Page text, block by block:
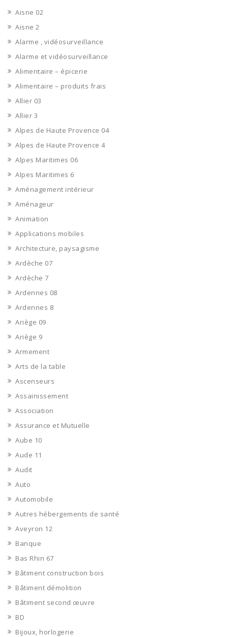
Aisne 02
Aisne 2
Alarme , vidéosurveillance
Alarme et vidéosurveillance
Alimentaire – épicerie
Alimentaire – produits frais
Allier 03
Allier 3
Alpes de Haute Provence 04
Alpes de Haute Provence 4
Alpes Maritimes 06
Alpes Maritimes 6
Aménagement intérieur
Aménageur
Animation
Applications mobiles
Architecture, paysagisme
Ardèche 07
Ardèche 7
Ardennes 08
Ardennes 8
Ariège 09
Ariège 9
Armement
Arts de la table
Ascenseurs
Assainissement
Association
Assurance et Mutuelle
Aube 10
Aude 11
Audit
Auto
Automobile
Autres hébergements de santé
Aveyron 12
Banque
Bas Rhin 67
Bâtiment construction bois
Bâtiment démolition
Bâtiment second œuvre
BD
Bijoux, horlogerie